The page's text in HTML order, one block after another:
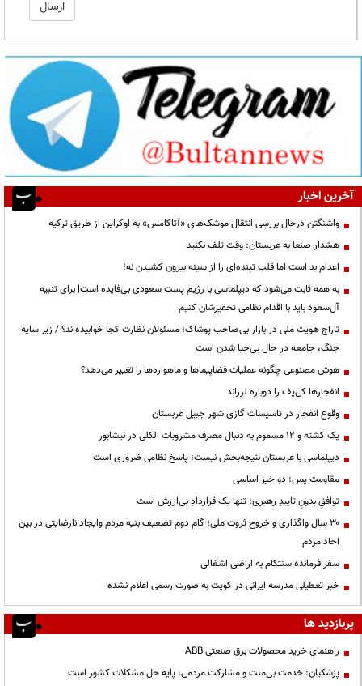
آخرین اخبار
واشنگتن درحال بررسی انتقال موشک‌های «آتاکامس» به اوکراین از طریق ترکیه
هشدار صنعا به عربستان: وقت تلف نکنید
اعدام بد است اما قلب تپنده‌ای را از سینه بیرون کشیدن نه!
به همه ثابت می‌شود که دیپلماسی با رژیم پست سعودی بی‌فایده است| برای تنبیه
آل‌سعود باید با اقدام نظامی تحقیرشان کنیم
تاراج هویت ملی در بازار بی‌صاحب پوشاک؛ مسئولان نظارت کجا خوابیده‌اند؟ / زیر سایه
جنگ، جامعه در حال بی‌حیا شدن است
هوش مصنوعی چگونه عملیات فضاپیماها و ماهواره‌ها را تغییر می‌دهد؟
انفجارها کی‌یف را دوباره لرزاند
وقوع انفجار در تاسیسات گازی شهر جبیل عربستان
یک کشته و ۱۲ مسموم به دنبال مصرف مشروبات الکلی در نیشابور
دیپلماسی با عربستان نتیجه‌بخش نیست؛ پاسخ نظامی ضروری است
مقاومت یمن؛ دو خیز اساسی
توافقِ بدونِ تاییدِ رهبری؛ تنها یک قراردادِ بی‌ارزش است
۳۰ سال واگذاری و خروج ثروت ملی؛ گام دوم تضعیف بنیه مردم وایجاد نارضایتی در بین
احاد مردم
سفر فرمانده سنتکام به اراضی اشغالی
خبر تعطیلی مدرسه ایرانی در کویت به صورت رسمی اعلام نشده
پربازدید ها
راهنمای خرید محصولات برق صنعتی ABB
پزشکیان: خدمت بی‌منت و مشارکت مردمی، پایه حل مشکلات کشور است